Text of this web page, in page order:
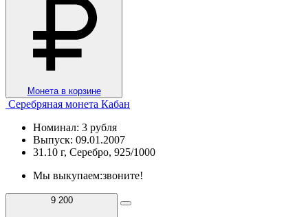
Монета в корзине
Серебряная монета Кабан
Номинал: 3 рубля
Выпуск: 09.01.2007
31.10 г, Серебро, 925/1000
Мы выкупаем:звоните!
9 200